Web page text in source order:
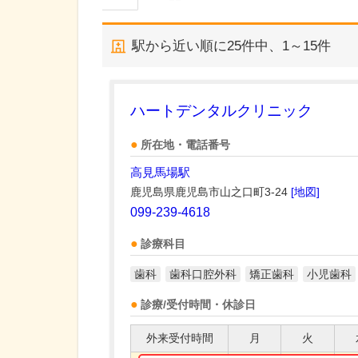
駅から近い順に25件中、 1～15件
ハートデンタルクリニック
所在地・電話番号
高見馬場駅
鹿児島県鹿児島市山之口町3-24 [地図]
099-239-4618
診療科目
歯科 歯科口腔外科 矯正歯科 小児歯科
診療/受付時間・休診日
外来受付時間 月 火